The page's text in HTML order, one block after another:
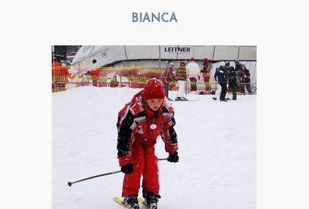
BIANCA